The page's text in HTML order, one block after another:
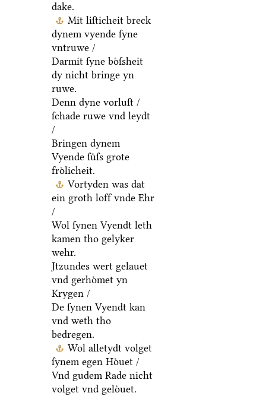
dake.
Mit liſticheit breck
dynem vyende ſyne
vntruwe /
Darmit ſyne boͤſsheit
dy nicht bringe yn
ruwe.
Denn dyne vorluſt /
ſchade ruwe vnd leydt
/
Bringen dynem
Vyende ſuͤſs grote
froͤlicheit.
Vortyden was dat
ein groth loff vnde Ehr
/
Wol ſynen Vyendt leth
kamen tho gelyker
wehr.
Jtzundes wert gelauet
vnd gerhoͤmet yn
Krygen /
De ſynen Vyendt kan
vnd weth tho
bedregen.
Wol alletydt volget
ſynem egen Hoͤuet /
Vnd gudem Rade nicht
volget vnd geloͤuet.